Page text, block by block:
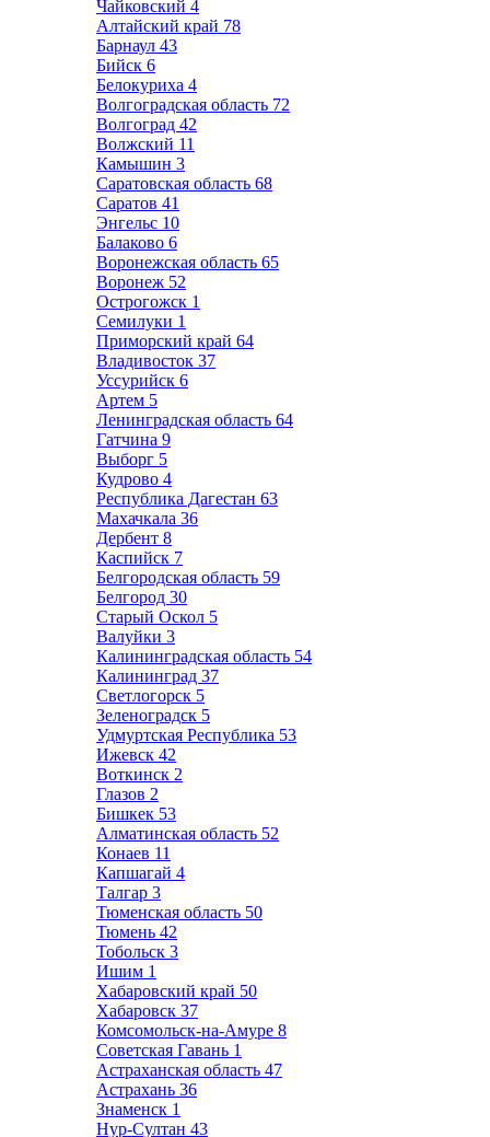
Чайковский 4
Алтайский край 78
Барнаул 43
Бийск 6
Белокуриха 4
Волгоградская область 72
Волгоград 42
Волжский 11
Камышин 3
Саратовская область 68
Саратов 41
Энгельс 10
Балаково 6
Воронежская область 65
Воронеж 52
Острогожск 1
Семилуки 1
Приморский край 64
Владивосток 37
Уссурийск 6
Артем 5
Ленинградская область 64
Гатчина 9
Выборг 5
Кудрово 4
Республика Дагестан 63
Махачкала 36
Дербент 8
Каспийск 7
Белгородская область 59
Белгород 30
Старый Оскол 5
Валуйки 3
Калининградская область 54
Калининград 37
Светлогорск 5
Зеленоградск 5
Удмуртская Республика 53
Ижевск 42
Воткинск 2
Глазов 2
Бишкек 53
Алматинская область 52
Конаев 11
Капшагай 4
Талгар 3
Тюменская область 50
Тюмень 42
Тобольск 3
Ишим 1
Хабаровский край 50
Хабаровск 37
Комсомольск-на-Амуре 8
Советская Гавань 1
Астраханская область 47
Астрахань 36
Знаменск 1
Нур-Султан 43